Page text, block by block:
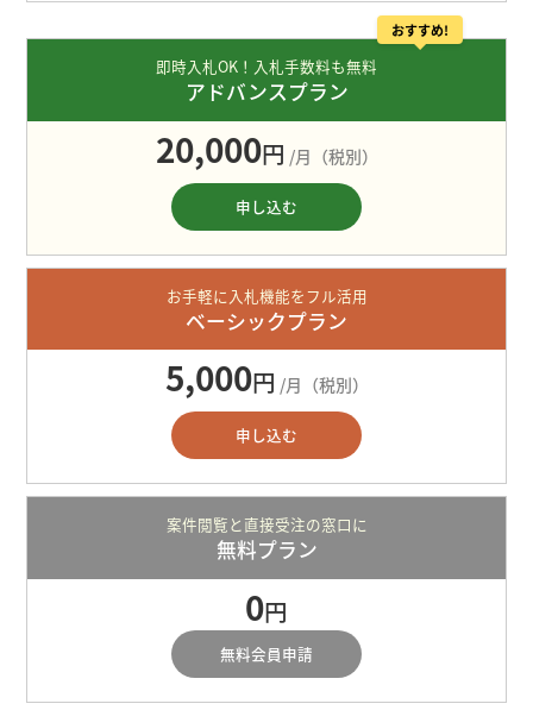
おすすめ!
即時入札OK！入札手数料も無料
アドバンスプラン
20,000円 /月（税別）
申し込む
お手軽に入札機能をフル活用
ベーシックプラン
5,000円 /月（税別）
申し込む
案件閲覧と直接受注の窓口に
無料プラン
0円
無料会員申請